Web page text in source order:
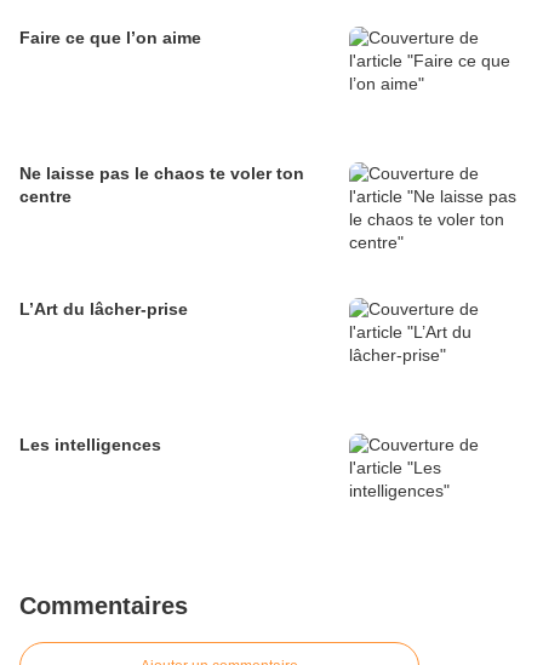
Faire ce que l’on aime
Ne laisse pas le chaos te voler ton
centre
L’Art du lâcher-prise
Les intelligences
Commentaires